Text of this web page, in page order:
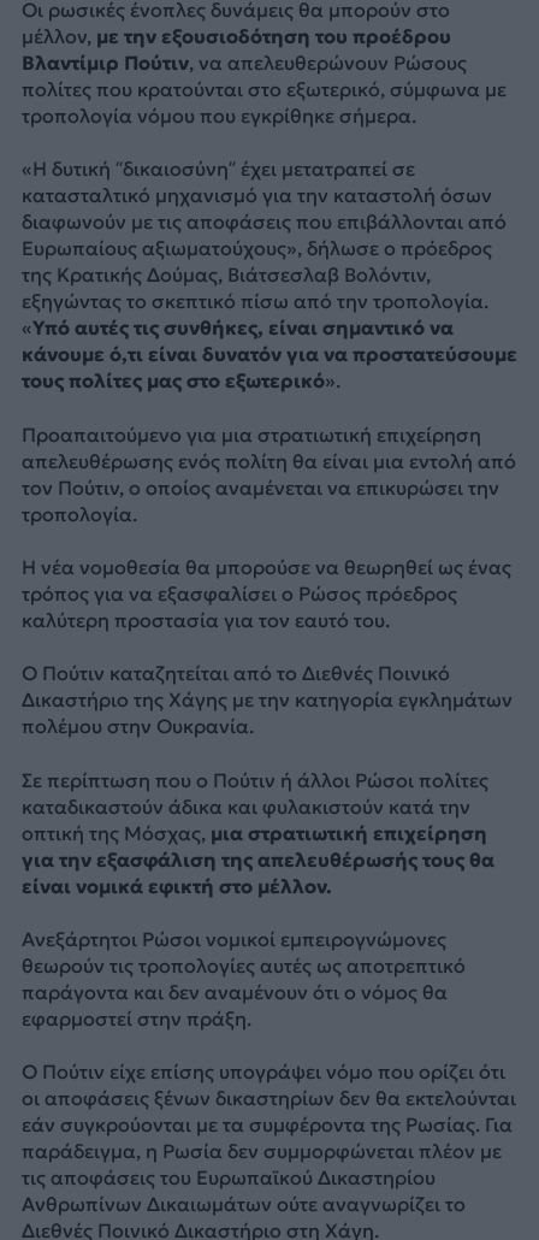
Οι ρωσικές ένοπλες δυνάμεις θα μπορούν στο
μέλλον, με την εξουσιοδότηση του προέδρου
Βλαντίμιρ Πούτιν, να απελευθερώνουν Ρώσους
πολίτες που κρατούνται στο εξωτερικό, σύμφωνα με
τροπολογία νόμου που εγκρίθηκε σήμερα.
«Η δυτική “δικαιοσύνη” έχει μετατραπεί σε
κατασταλτικό μηχανισμό για την καταστολή όσων
διαφωνούν με τις αποφάσεις που επιβάλλονται από
Ευρωπαίους αξιωματούχους», δήλωσε ο πρόεδρος
της Κρατικής Δούμας, Βιάτσεσλαβ Βολόντιν,
εξηγώντας το σκεπτικό πίσω από την τροπολογία.
«Υπό αυτές τις συνθήκες, είναι σημαντικό να
κάνουμε ό,τι είναι δυνατόν για να προστατεύσουμε
τους πολίτες μας στο εξωτερικό».
Προαπαιτούμενο για μια στρατιωτική επιχείρηση
απελευθέρωσης ενός πολίτη θα είναι μια εντολή από
τον Πούτιν, ο οποίος αναμένεται να επικυρώσει την
τροπολογία.
Η νέα νομοθεσία θα μπορούσε να θεωρηθεί ως ένας
τρόπος για να εξασφαλίσει ο Ρώσος πρόεδρος
καλύτερη προστασία για τον εαυτό του.
Ο Πούτιν καταζητείται από το Διεθνές Ποινικό
Δικαστήριο της Χάγης με την κατηγορία εγκλημάτων
πολέμου στην Ουκρανία.
Σε περίπτωση που ο Πούτιν ή άλλοι Ρώσοι πολίτες
καταδικαστούν άδικα και φυλακιστούν κατά την
οπτική της Μόσχας, μια στρατιωτική επιχείρηση
για την εξασφάλιση της απελευθέρωσής τους θα
είναι νομικά εφικτή στο μέλλον.
Ανεξάρτητοι Ρώσοι νομικοί εμπειρογνώμονες
θεωρούν τις τροπολογίες αυτές ως αποτρεπτικό
παράγοντα και δεν αναμένουν ότι ο νόμος θα
εφαρμοστεί στην πράξη.
Ο Πούτιν είχε επίσης υπογράψει νόμο που ορίζει ότι
οι αποφάσεις ξένων δικαστηρίων δεν θα εκτελούνται
εάν συγκρούονται με τα συμφέροντα της Ρωσίας. Για
παράδειγμα, η Ρωσία δεν συμμορφώνεται πλέον με
τις αποφάσεις του Ευρωπαϊκού Δικαστηρίου
Ανθρωπίνων Δικαιωμάτων ούτε αναγνωρίζει το
Διεθνές Ποινικό Δικαστήριο στη Χάγη.